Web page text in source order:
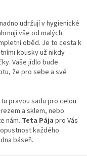
udržují v hygienické
vše od malých
oběd. Je to cesta k
kousky už nikdy
Vaše jídlo bude
že pro sebe a své
pravou sadu pro celou
a sklem, nebo
nám. Teta Pája pro Vás
každého
báseň.